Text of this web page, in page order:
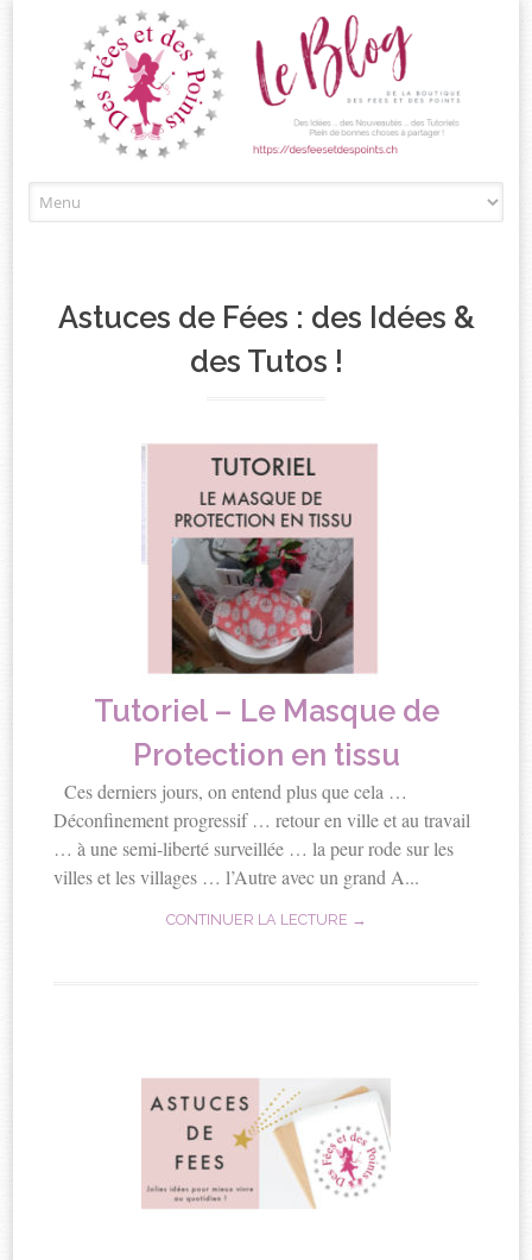
au
Astuces de Fées : des Idées &
des Tutos !
Tutoriel – Le Masque de
Protection en tissu
Ces derniers jours, on entend plus que cela …
Déconfinement progressif … retour en ville et au travail
… à une semi-liberté surveillée … la peur rode sur les
villes et les villages … l’Autre avec un grand A...
CONTINUER LA LECTURE →